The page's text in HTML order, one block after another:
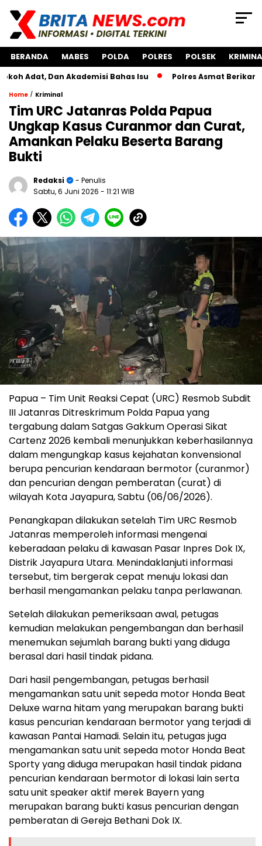
BERANDA MABES POLDA POLRES POLSEK
Dan Akademisi Bahas Isu Polres Asmat Berikan
Home / Kriminal
Tim URC Jatanras Polda Papua
Ungkap Kasus Curanmor dan Curat,
Amankan Pelaku Beserta Barang
Bukti
Redaksi
- Penulis
Sabtu, 6 Juni 2026 - 11:21 WIB
Papua – Tim Unit Reaksi Cepat (URC) Resmob Subdit
III Jatanras Ditreskrimum Polda Papua yang
tergabung dalam Satgas Gakkum Operasi Sikat
Cartenz 2026 kembali menunjukkan keberhasilannya
dalam mengungkap kasus kejahatan konvensional
berupa pencurian kendaraan bermotor (curanmor)
dan pencurian dengan pemberatan (curat) di
wilayah Kota Jayapura, Sabtu (06/06/2026).
Penangkapan dilakukan setelah Tim URC Resmob
Jatanras memperoleh informasi mengenai
keberadaan pelaku di kawasan Pasar Inpres Dok IX,
Distrik Jayapura Utara. Menindaklanjuti informasi
tersebut, tim bergerak cepat menuju lokasi dan
berhasil mengamankan pelaku tanpa perlawanan.
Setelah dilakukan pemeriksaan awal, petugas
kemudian melakukan pengembangan dan berhasil
menemukan sejumlah barang bukti yang diduga
berasal dari hasil tindak pidana.
Dari hasil pengembangan, petugas berhasil
mengamankan satu unit sepeda motor Honda Beat
Deluxe warna hitam yang merupakan barang bukti
kasus pencurian kendaraan bermotor yang terjadi di
kawasan Pantai Hamadi. Selain itu, petugas juga
mengamankan satu unit sepeda motor Honda Beat
Sporty yang diduga merupakan hasil tindak pidana
pencurian kendaraan bermotor di lokasi lain serta
satu unit speaker aktif merek Bayern yang
merupakan barang bukti kasus pencurian dengan
pemberatan di Gereja Bethani Dok IX.